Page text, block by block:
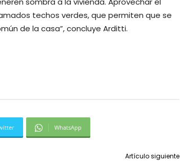
techos verdes, que permiten que se
de la casa”, concluye Arditti.
WhatsApp
Artículo siguiente